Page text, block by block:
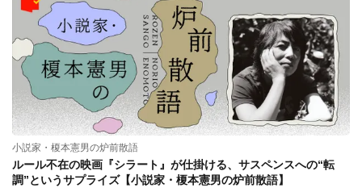
小説家・榎本憲男の炉前散語
ルール不在の映画『シラート』が仕掛ける、サスペンスへの“転
調”というサプライズ【小説家・榎本憲男の炉前散語】